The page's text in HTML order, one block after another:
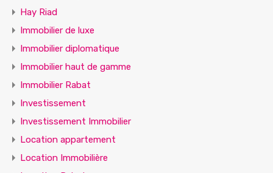
Hay Riad
Immobilier de luxe
Immobilier diplomatique
Immobilier haut de gamme
Immobilier Rabat
Investissement
Investissement Immobilier
Location appartement
Location Immobilière